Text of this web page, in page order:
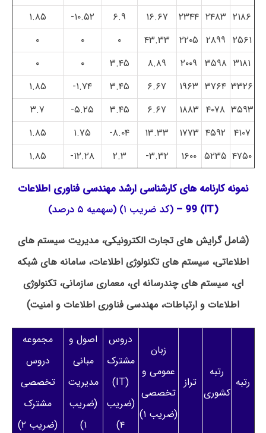
۲۱۸۶ ۲۴۸۳ ۲۳۴۴ ۱۶.۶۷ ۶.۹ ۱۰.۵۲-
۱.۸۵
۲۵۶۱ ۲۸۹۹ ۲۲۰۵ ۴۳.۳۳ ۰ ۰
۰
۳۱۸۱ ۳۵۹۸ ۲۰۰۹ ۸.۸۹ ۳.۴۵ ۰
۰
۳۳۲۶ ۳۷۶۴ ۱۹۶۳ ۶.۶۷ ۳.۴۵ ۱.۷۴-
۱.۸۵
۳۵۹۳ ۴۰۷۸ ۱۸۸۳ ۶.۶۷ ۳.۴۵ ۵.۲۵-
۳.۷
۴۱۰۷ ۴۵۹۲ ۱۷۷۳ ۱۳.۳۳ ۸.۰۴- ۱.۷۵
۱.۸۵
۴۷۵۰ ۵۲۳۵ ۱۶۰۰ ۳.۳۲- ۲.۳ ۱۲.۲۸- ۱.۸۵
نمونه کارنامه های کارشناسی ارشد مهندسی فناوری اطلاعات
(IT) 99 –
(کد ضریب ۱) (سهمیه ۵ درصد)
(شامل گرایش های تجارت الکترونیکی، مدیریت سیستم های
اطلاعاتی، سیستم های تکنولوژی اطلاعات، سامانه های شبکه
ای، سیستم های چندرسانه ای، معماری سازمانی، تکنولوژی
اطلاعات و ارتباطات، مهندسی فناوری اطلاعات و امنیت)
رتبه
رتبه
کشوری
تراز
زبان
عمومی و
تخصصی
(ضریب ۱)
دروس
مشترک
(IT)
(ضریب
۴)
اصول و
مبانی
مدیریت
(ضریب
۱)
مجموعه
دروس
تخصصی
مشترک
(ضریب ۲)